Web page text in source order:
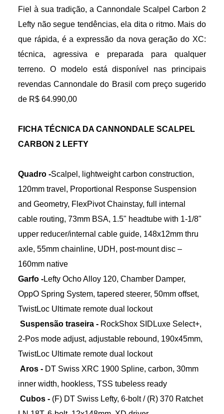
Fiel à sua tradição, a Cannondale Scalpel Carbon 2
Lefty não segue tendências, ela dita o ritmo. Mais do
que rápida, é a expressão da nova geração do XC:
técnica, agressiva e preparada para qualquer
terreno. O modelo está disponível nas principais
revendas Cannondale do Brasil com preço sugerido
de R$ 64.990,00
FICHA TÉCNICA DA CANNONDALE SCALPEL
CARBON 2 LEFTY
Quadro -Scalpel, lightweight carbon construction,
120mm travel, Proportional Response Suspension
and Geometry, FlexPivot Chainstay, full internal
cable routing, 73mm BSA, 1.5" headtube with 1-1/8"
upper reducer/internal cable guide, 148x12mm thru
axle, 55mm chainline, UDH, post-mount disc –
160mm native
Garfo -Lefty Ocho Alloy 120, Chamber Damper,
OppO Spring System, tapered steerer, 50mm offset,
TwistLoc Ultimate remote dual lockout
Suspensão traseira - RockShox SIDLuxe Select+,
2-Pos mode adjust, adjustable rebound, 190x45mm,
TwistLoc Ultimate remote dual lockout
Aros - DT Swiss XRC 1900 Spline, carbon, 30mm
inner width, hookless, TSS tubeless ready
Cubos - (F) DT Swiss Lefty, 6-bolt / (R) 370 Ratchet